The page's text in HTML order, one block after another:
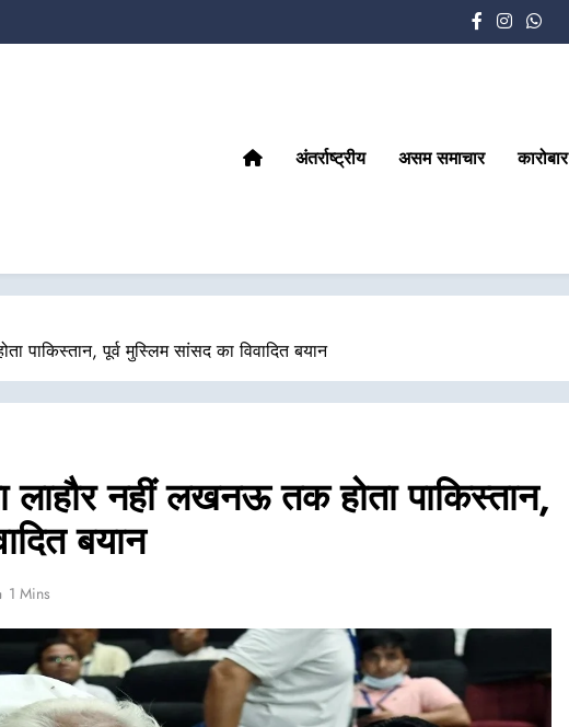
अंतर्राष्ट्रीय असम समाचार कारोबार
पाकिस्तान, पूर्व मुस्लिम सांसद का विवादित बयान
लाहौर नहीं लखनऊ तक होता पाकिस्तान,
बयान
1 Mins
शिक्षकों के कौशल विकास के लिए लायंस क्लब
की पहल, दो दिवसीय ‘लायंस क्वेस्ट’ प्रशिक्षण
शुरू